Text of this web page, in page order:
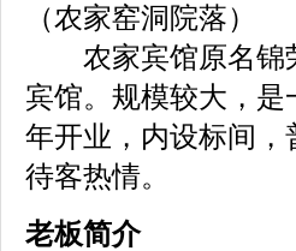
（农家窑洞院落）
农家宾馆原名锦
宾馆。规模较大，
年开业，内设标间
待客热情。
老板简介